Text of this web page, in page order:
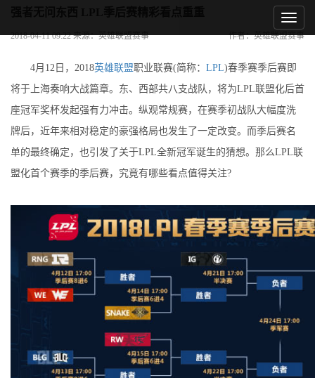
2018-04-11 09:22 来源：英雄联盟赛事 作者：英雄联盟赛事
4月12日，2018英雄联盟职业联赛(简称： LPL)春季赛季后赛即
将于上海奏响大战篇章。东、西部共八支战队，将为LPL联盟化后首
座冠军奖杯发起强有力冲击。纵观常规赛，在赛季初战队大幅度洗
牌后，近年来相对稳定的豪强格局也发生了一定改变。而季后赛名
单的最终确定，也引发了关于LPL全新冠军诞生的猜想。那么LPL联
盟化首个赛季的季后赛，究竟有哪些看点值得关注?